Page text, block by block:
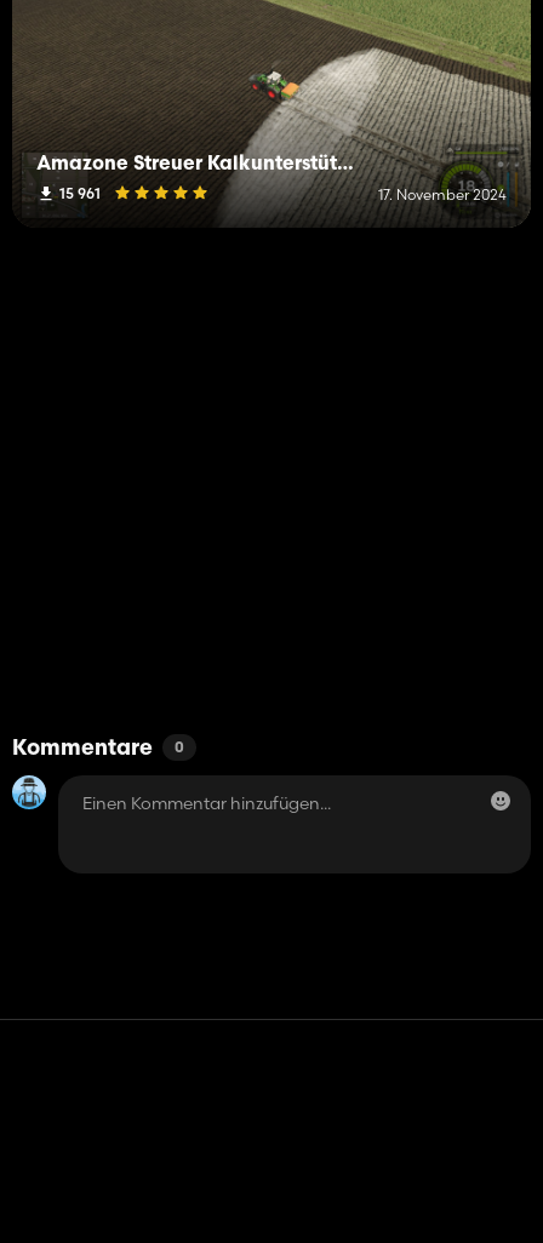
Amazone Streuer Kalkunterstützung
15 961 17. November 2024
Kommentare 0